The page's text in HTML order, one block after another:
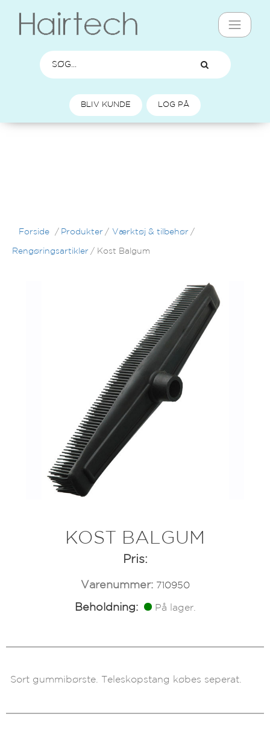
BLIV KUNDE LOG PÅ
Forside / Produkter / Værktøj & tilbehør /
Rengøringsartikler / Kost Balgum
KOST BALGUM
Pris:
Varenummer: 710950
Beholdning: På lager.
Sort gummibørste. Teleskopstang købes seperat.